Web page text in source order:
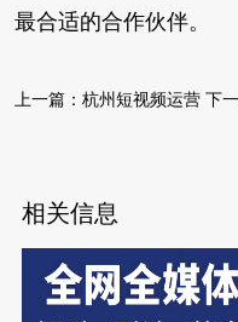
最合适的合作伙伴。
上一篇： 杭州短视频运营 下
相关信息